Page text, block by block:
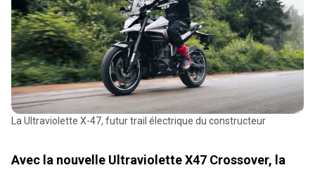
La Ultraviolette X-47, futur trail électrique du constructeur
Avec la nouvelle Ultraviolette X47 Crossover, la